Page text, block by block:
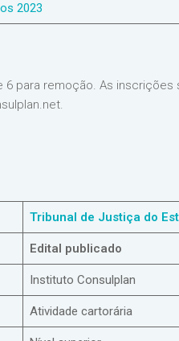
2023
para remoção. As
Tribunal de Justiça do
Edital publicado
Instituto Consulplan
Atividade cartorária